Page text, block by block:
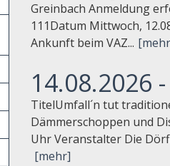
Greinbach Anmeldung
111Datum Mittwoch,
Ankunft beim VAZ...
14.08.2026
TitelUmfall´n tut
Dämmerschoppen und
Uhr Veranstalter Die
[mehr]